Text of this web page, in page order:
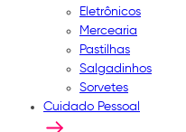
Eletrônicos
Mercearia
Pastilhas
Salgadinhos
Sorvetes
Cuidado Pessoal